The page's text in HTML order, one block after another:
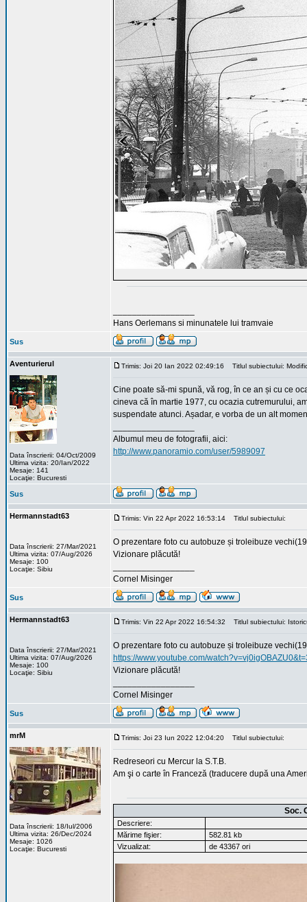
Hans Oerlemans si minunatele lui tramvaie
Sus
Aventurierul
Data înscrierii: 04/Oct/2009
Ultima vizita: 20/Ian/2022
Mesaje: 141
Locaţie: Bucuresti
Trimis: Joi 20 Ian 2022 02:49:16 Titlul subiectului:
Cine poate să-mi spună, vă rog, în ce an și cu ce
cineva că în martie 1977, cu ocazia cutremurului,
suspendate atunci. Așadar, e vorba de un alt
Albumul meu de fotografii, aici:
http://www.panoramio.com/user/5989097
Sus
Hermannstadt63
Data înscrierii: 27/Mar/2021
Ultima vizita: 07/Aug/2026
Mesaje: 100
Locaţie: Sibiu
Trimis: Vin 22 Apr 2022 16:53:14 Titlul subiectului:
O prezentare foto cu autobuze și troleibuze
Vizionare plăcută!
Cornel Misinger
Sus
Hermannstadt63
Data înscrierii: 27/Mar/2021
Ultima vizita: 07/Aug/2026
Mesaje: 100
Locaţie: Sibiu
Trimis: Vin 22 Apr 2022 16:54:32 Titlul subiectului:
O prezentare foto cu autobuze și troleibuze
https://www.youtube.com/
Vizionare plăcută!
Cornel Misinger
Sus
mrM
Data înscrierii: 18/Iul/2006
Ultima vizita: 26/Dec/2024
Mesaje: 1026
Locaţie: Bucuresti
Trimis: Joi 23 Iun 2022 12:04:20 Titlul subiectului:
Redreseori cu Mercur la S.T.B.
Am şi o carte în Franceză (traducere după una
Soc.
Descriere:
Mărime fişier:
582.81 kb
Vizualizat:
de 43367 ori